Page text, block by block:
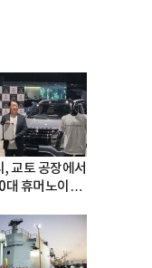
, 교토 공장에서
대 휴머노이드